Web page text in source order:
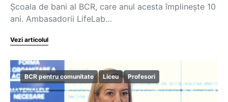
Școala de bani al BCR, care anul acesta împlinește 10
ani. Ambasadorii LifeLab…
Vezi articolul
BCR pentru comunitate Liceu Profesori